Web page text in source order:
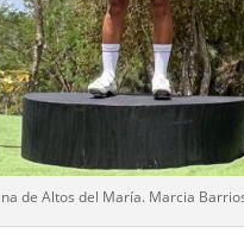
de Altos del María. Marcia